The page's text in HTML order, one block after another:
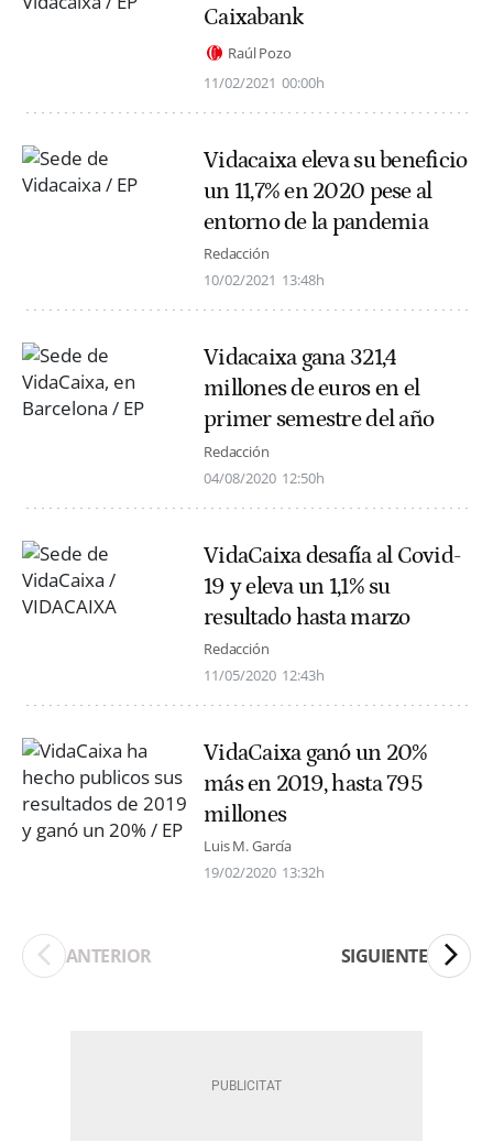
Caixabank
Raúl Pozo
11/02/2021 00:00h
Vidacaixa eleva su beneficio
un 11,7% en 2020 pese al
entorno de la pandemia
Redacción
10/02/2021 13:48h
Vidacaixa gana 321,4
millones de euros en el
primer semestre del año
Redacción
04/08/2020 12:50h
VidaCaixa desafía al Covid-
19 y eleva un 1,1% su
resultado hasta marzo
Redacción
11/05/2020 12:43h
VidaCaixa ganó un 20%
más en 2019, hasta 795
millones
Luis M. García
19/02/2020 13:32h
ANTERIOR SIGUIENTE